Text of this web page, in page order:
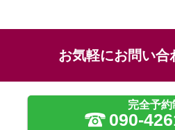
お気軽にお問い合
完全予約
090-